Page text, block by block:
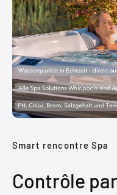
Smart rencontre Spa
Contrôle